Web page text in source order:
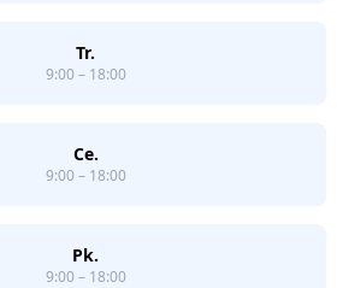
Tr.
9:00 – 18:00
Ce.
9:00 – 18:00
Pk.
9:00 – 18:00